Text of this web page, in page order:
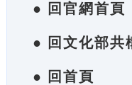
● 回官網首頁
● 回文化部共
● 回首頁